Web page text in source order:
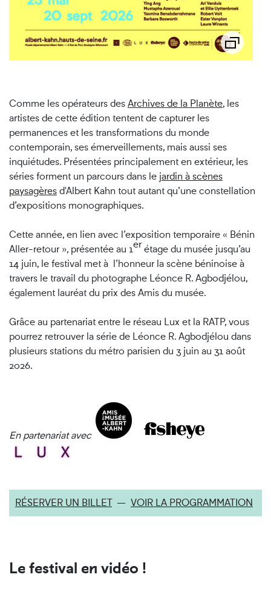
Comme les opérateurs desArchives de la Planète, les
artistes de cette édition tentent de capturer les
permanences et les transformations du monde
contemporain, ses émerveillements, mais aussi ses
inquiétudes. Présentées principalement en extérieur, les
séries forment un parcours dans le jardin à scènes
paysagèresd'Albert Kahn tout autant qu’une constellation
d’expositions monographiques.
Cette année, en lien avec l’exposition temporaire « Bénin
Aller-retour », présentée au 1erétage du musée jusqu’au
14 juin, le festival met à l’honneur la scène béninoise à
travers le travail du photographe Léonce R. Agbodjélou,
également lauréat du prix des Amis du musée.
Grâce au partenariat entre le réseau Lux et la RATP, vous
pourrez retrouver la série de Léonce R. Agbodjélou dans
plusieurs stations du métro parisien du 3 juin au 31 août
2026.
En partenariat avec
RÉSERVER UN BILLET— VOIR LA PROGRAMMATION
Le festival en vidéo !